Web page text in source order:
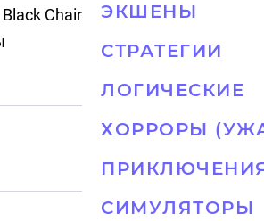
Chair
ЭКШЕНЫ
СТРАТЕГИИ
ЛОГИЧЕСКИЕ
ХОРРОРЫ
СИМУЛЯТОРЫ